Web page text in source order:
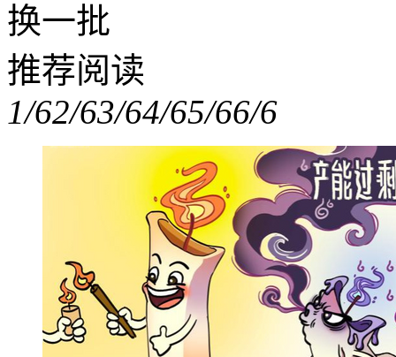
换一批
推荐阅读
1/62/63/64/65/66/6